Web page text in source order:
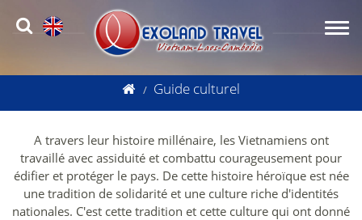
Guide culturel
A travers leur histoire millénaire, les Vietnamiens ont
travaillé avec assiduité et combattu courageusement pour
édifier et protéger le pays. De cette histoire héroïque est née
une tradition de solidarité et une culture riche d'identités
nationales. C'est cette tradition et cette culture qui ont donné